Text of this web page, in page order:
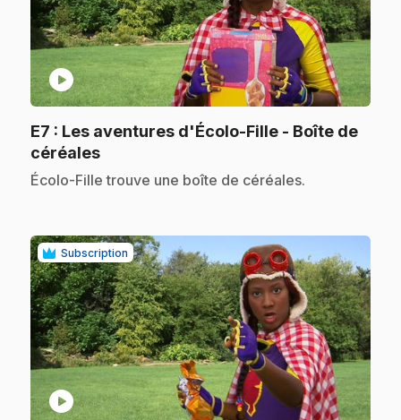
play_circle
E7 : Les aventures d'Écolo-Fille - Boîte de
céréales.
.Écolo-Fille trouve une boîte de céréales.
Subscription
play_circle